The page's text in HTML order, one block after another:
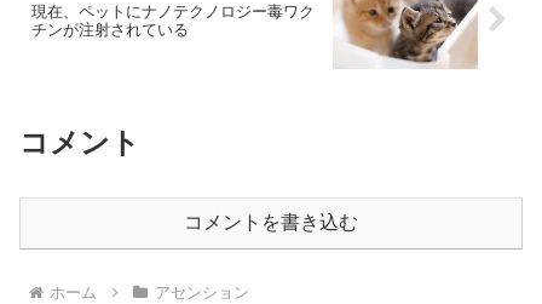
現在、ペットにナノテクノロジー毒ワク
チンが注射されている
コメント
コメントを書き込む
ホーム アセンション